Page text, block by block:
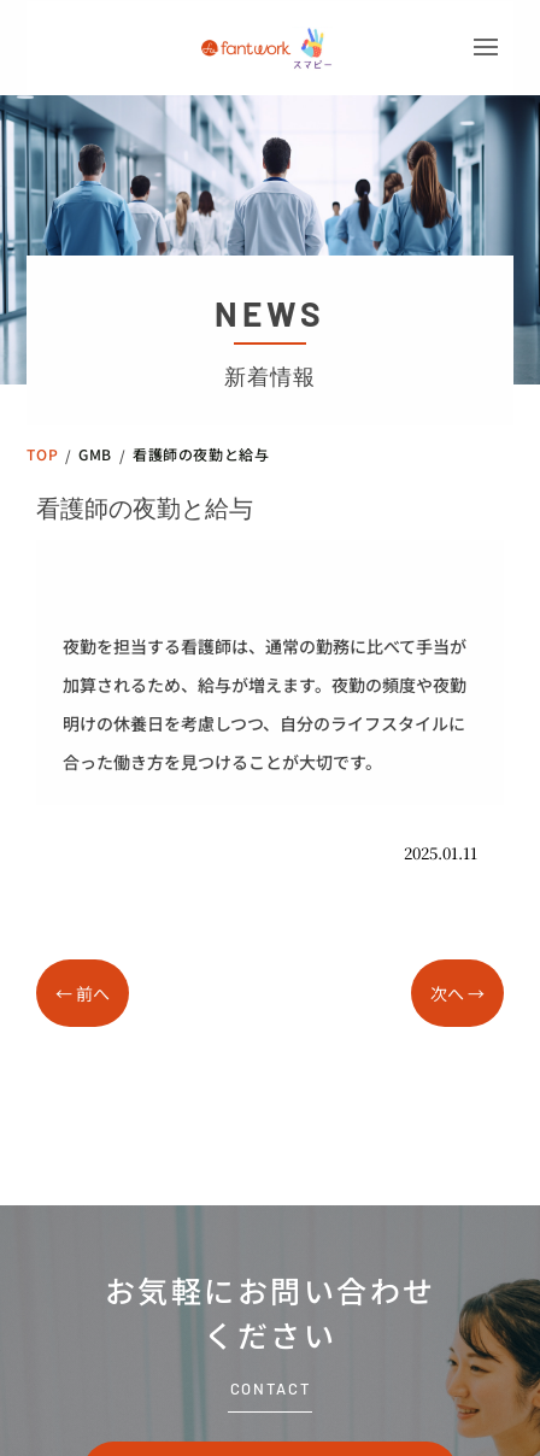
NEWS
新着情報
TOP / GMB / 看護師の夜勤と給与
看護師の夜勤と給与
夜勤を担当する看護師は、通常の勤務に比べて手当が
加算されるため、給与が増えます。夜勤の頻度や夜勤
明けの休養日を考慮しつつ、自分のライフスタイルに
合った働き方を見つけることが大切です。
2025.01.11
←前へ 次へ →
お気軽にお問い合わせ
ください
CONTACT